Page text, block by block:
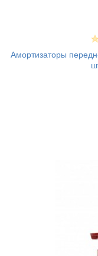
Амортизаторы